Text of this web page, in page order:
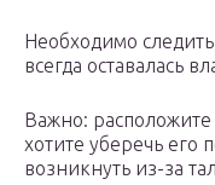
Необходимо
всегда оставалась
Важно:
хотите уберечь его
возникнуть из-за